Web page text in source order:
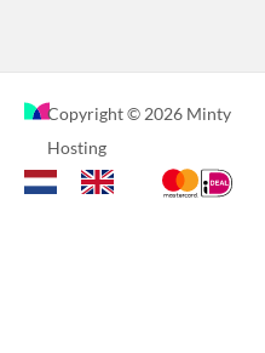
Copyright © 2026 Minty
Hosting